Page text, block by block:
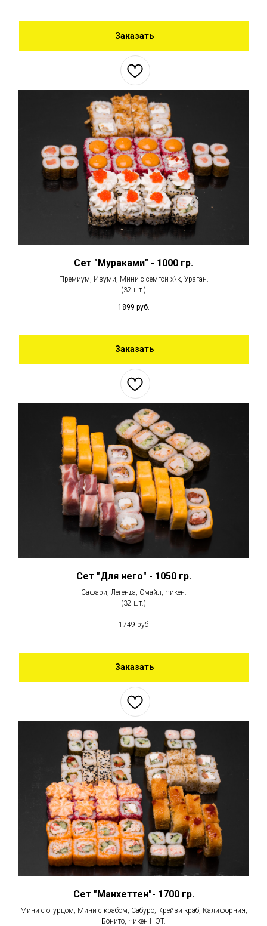
Заказать
Сет "Мураками" - 1000 гр.
Премиум, Изуми, Мини с семгой х\к, Ураган.
(32 шт.)
1899 руб.
Заказать
Сет "Для него" - 1050 гр.
Сафари, Легенда, Смайл, Чикен.
(32 шт.)
1749 руб
Заказать
Сет "Манхеттен"- 1700 гр.
Мини с огурцом, Мини с крабом, Сабуро, Крейзи краб, Калифорния,
Бонито, Чикен HOT.